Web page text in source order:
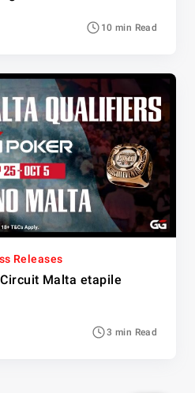
10 min Read
Releases
Malta etapile
3 min Read